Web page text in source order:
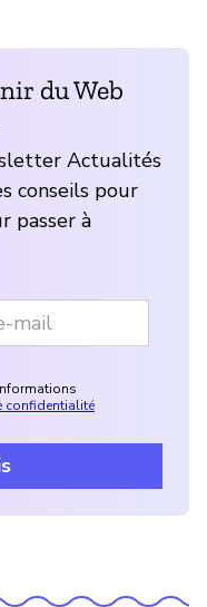
du Web
Actualités
conseils pour
passer à
confidentialité